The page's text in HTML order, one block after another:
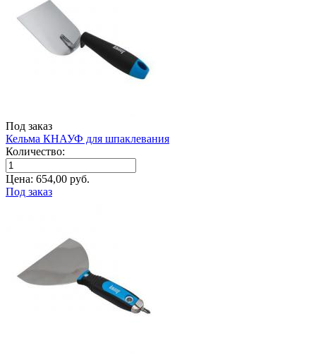
Под заказ
Кельма КНАУФ для шпаклевания
Количество:
Цена: 654,00 руб.
Под заказ